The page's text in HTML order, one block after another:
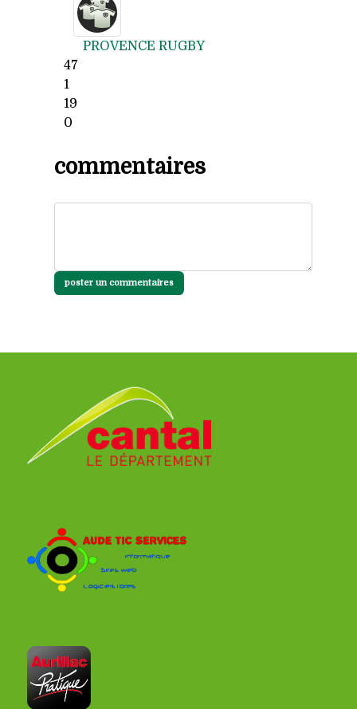
PROVENCE RUGBY
47
1
19
0
commentaires
poster un commentaires